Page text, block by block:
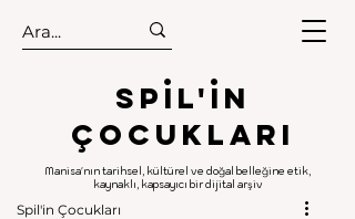
.
.
Spıl'in
Çocukları
Manisa'nın tarihsel, kültürel ve doğal belleğine etik,
kaynaklı, kapsayıcı bir dijital arşiv
Spil'in Çocukları